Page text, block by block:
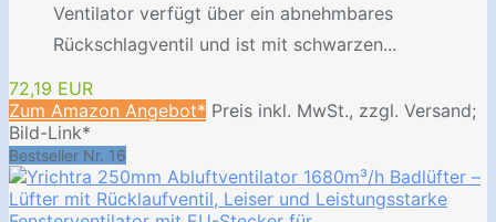
Ventilator verfügt über ein abnehmbares
Rückschlagventil und ist mit schwarzen...
72,19 EUR
Zum Amazon Angebot* Preis inkl. MwSt., zzgl. Versand;
Bild-Link*
Bestseller Nr. 16